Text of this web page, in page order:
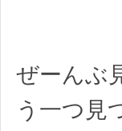
ぜーんぶ
う一つ見